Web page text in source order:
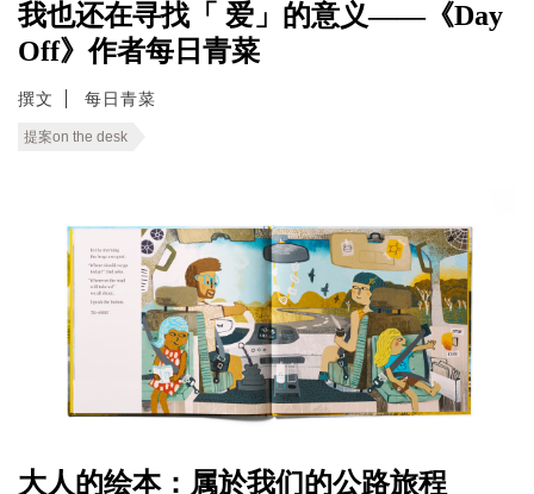
我也还在寻找「 爱」的意义——《Day
Off》作者每日青菜
撰文 每日青菜
提案on the desk
大人的绘本：属於我们的公路旅程